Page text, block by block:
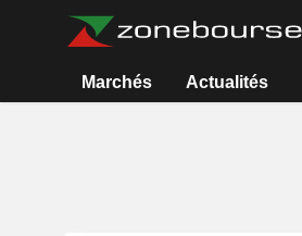
Marchés Actualités